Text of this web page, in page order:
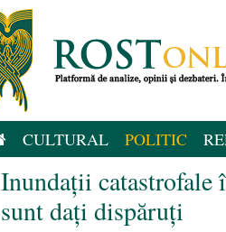
CULTURAL POLITIC
Inundații catastrofale
sunt dați dispăruți